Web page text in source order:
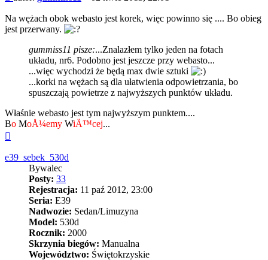
Na wężach obok webasto jest korek, więc powinno się .... Bo obieg
jest przerwany.
gummiss11 pisze:...Znalazłem tylko jeden na fotach
układu, nr6. Podobno jest jeszcze przy webasto...
...więc wychodzi że będą max dwie sztuki
...korki na wężach są dla ułatwienia odpowietrzania, bo
spuszczają powietrze z najwyższych punktów układu.
Właśnie webasto jest tym najwyższym punktem....
Bo MoÅ¼emy WiÄ™cej...
e39_sebek_530d
Bywalec
Posty: 33
Rejestracja: 11 paź 2012, 23:00
Seria: E39
Nadwozie: Sedan/Limuzyna
Model: 530d
Rocznik: 2000
Skrzynia biegów: Manualna
Województwo: Świętokrzyskie